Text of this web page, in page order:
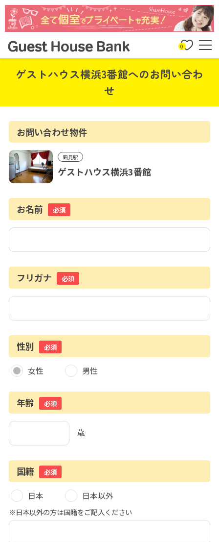
0
ゲストハウス横浜3番館へのお問い合わ
せ
お問い合わせ物件
鶴見駅
ゲストハウス横浜3番館
お名前 必須
フリガナ 必須
性別 必須
女性 男性
年齢 必須
歳
国籍 必須
日本 日本以外
※日本以外の方は国籍をご記入ください